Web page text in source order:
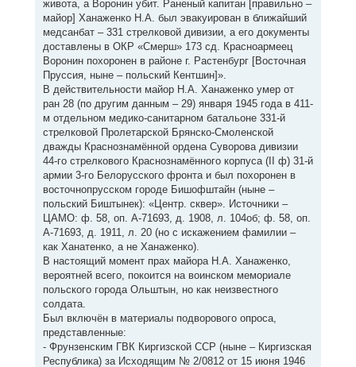
живота, а Воронин убит. Раненый капитан [правильно –
майор] Ханаженко Н.А. был эвакуирован в ближайший
медсанбат – 331 стрелковой дивизии, а его документы
доставлены в ОКР «Смерш» 173 сд. Красноармеец
Воронин похоронен в районе г. Растенбург [Восточная
Пруссия, ныне – польский Кентшин]».
В действительности майор Н.А. Ханаженко умер от
ран 28 (по другим данным – 29) января 1945 года в 411-
м отдельном медико-санитарном батальоне 331-й
стрелковой Пролетарской Брянско-Смоленской
дважды Краснознамённой ордена Суворова дивизии
44-го стрелкового Краснознамённого корпуса (II ф) 31-й
армии 3-го Белорусского фронта и был похоронен в
восточнопрусском городе Бишофштайн (ныне –
польский Биштынек): «Центр. сквер». Источники –
ЦАМО: ф. 58, оп. А-71693, д. 1908, л. 104об; ф. 58, оп.
А-71693, д. 1911, л. 20 (но с искажением фамилии –
как Ханатенко, а не Ханаженко).
В настоящий момент прах майора Н.А. Ханаженко,
вероятней всего, покоится на воинском мемориале
польского города Ольштын, но как неизвестного
солдата.
Был включён в материалы подворового опроса,
представленные:
- Фрунзенским ГВК Киргизской ССР (ныне – Киргизская
Республика) за Исходящим № 2/0812 от 15 июня 1946